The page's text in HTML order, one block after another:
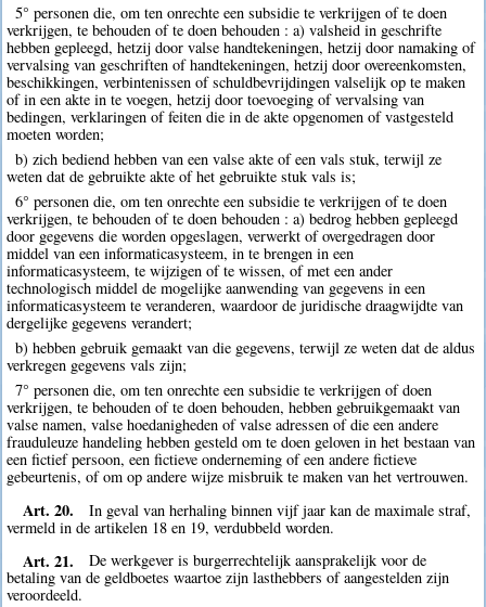
5° personen die, om ten onrechte een subsidie te verkrijgen of te doen
verkrijgen, te behouden of te doen behouden : a) valsheid in geschrifte
hebben gepleegd, hetzij door valse handtekeningen, hetzij door namaking of
vervalsing van geschriften of handtekeningen, hetzij door overeenkomsten,
beschikkingen, verbintenissen of schuldbevrijdingen valselijk op te maken
of in een akte in te voegen, hetzij door toevoeging of vervalsing van
bedingen, verklaringen of feiten die in de akte opgenomen of vastgesteld
moeten worden;
b) zich bediend hebben van een valse akte of een vals stuk, terwijl ze
weten dat de gebruikte akte of het gebruikte stuk vals is;
6° personen die, om ten onrechte een subsidie te verkrijgen of te doen
verkrijgen, te behouden of te doen behouden : a) bedrog hebben gepleegd
door gegevens die worden opgeslagen, verwerkt of overgedragen door
middel van een informaticasysteem, in te brengen in een
informaticasysteem, te wijzigen of te wissen, of met een ander
technologisch middel de mogelijke aanwending van gegevens in een
informaticasysteem te veranderen, waardoor de juridische draagwijdte van
dergelijke gegevens verandert;
b) hebben gebruik gemaakt van die gegevens, terwijl ze weten dat de aldus
verkregen gegevens vals zijn;
7° personen die, om ten onrechte een subsidie te verkrijgen of doen
verkrijgen, te behouden of te doen behouden, hebben gebruikgemaakt van
valse namen, valse hoedanigheden of valse adressen of die een andere
frauduleuze handeling hebben gesteld om te doen geloven in het bestaan van
een fictief persoon, een fictieve onderneming of een andere fictieve
gebeurtenis, of om op andere wijze misbruik te maken van het vertrouwen.
Art. 20.
In geval van herhaling binnen vijf jaar kan de maximale straf,
vermeld in de artikelen 18 en 19, verdubbeld worden.
Art. 21.
De werkgever is burgerrechtelijk aansprakelijk voor de
betaling van de geldboetes waartoe zijn lasthebbers of aangestelden zijn
veroordeeld.